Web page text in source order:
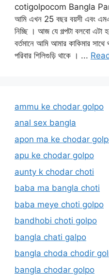
cotigolpocom Bangla
আমি এখন 25 বছর বয়সী এবং এমএ
নিচ্ছি । আজ যে গল্পটা বলবো এটা
বর্তমানে আমি আমার কাকিমার
পরিবার শিলিগুড়ি থাকে । ...
ammu ke chodar golpo
anal sex bangla
apon ma ke chodar
apu ke chodar golpo
aunty k chodar choti
baba ma bangla choti
baba meye choti golpo
bandhobi choti golpo
bangla chati galpo
bangla choda chodir
bangla chodar golpo